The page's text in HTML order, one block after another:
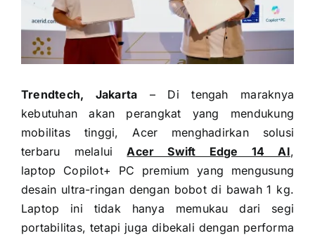
Trendtech, Jakarta – Di tengah maraknya
kebutuhan akan perangkat yang mendukung
mobilitas tinggi, Acer menghadirkan solusi
terbaru melaluiAcer Swift Edge 14 AI,
laptop Copilot+ PC premium yang mengusung
desain ultra-ringan dengan bobot di bawah 1 kg.
Laptop ini tidak hanya memukau dari segi
portabilitas, tetapi juga dibekali dengan performa